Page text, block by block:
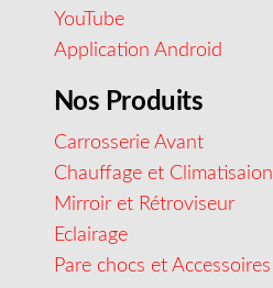
YouTube
Application Android
Nos Produits
Carrosserie Avant
Chauffage et Climatisaion
Mirroir et Rétroviseur
Eclairage
Pare chocs et Accessoires